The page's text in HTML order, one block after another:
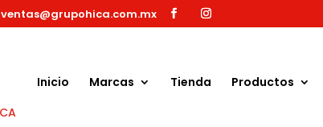
ventas@grupohica.com.mx
Inicio Marcas Tienda Productos
Búsqueda